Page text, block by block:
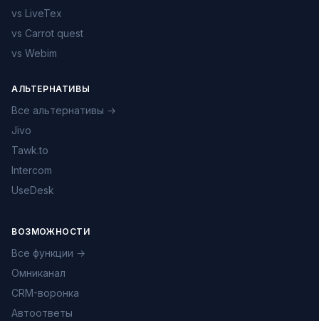
vs LiveTex
vs Carrot quest
vs Webim
АЛЬТЕРНАТИВЫ
Все альтернативы →
Jivo
Tawk.to
Intercom
UseDesk
ВОЗМОЖНОСТИ
Все функции →
Омниканал
CRM-воронка
Автоответы